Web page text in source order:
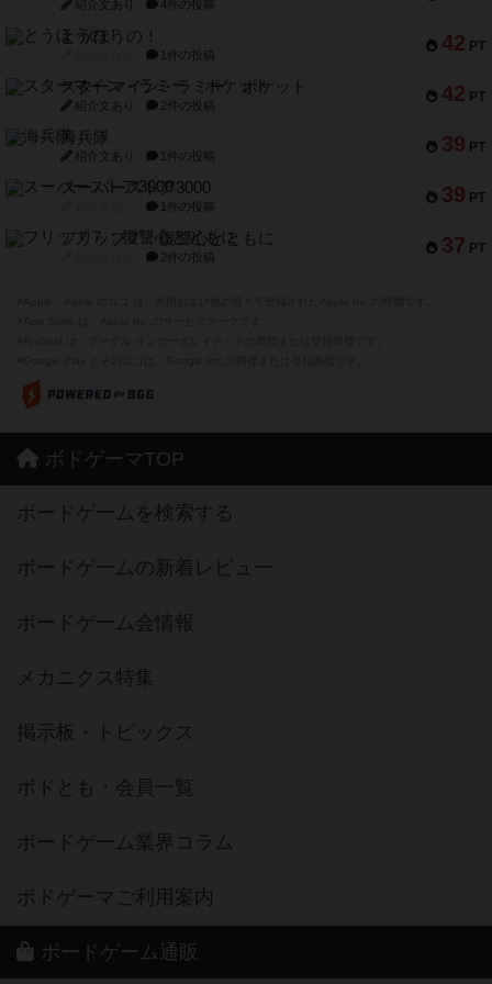
紹介文あり 4件の投稿
42 PT
とうほうの！
1件の投稿
42 PT
スターマイン・ラミー ポケット
紹介文あり 2件の投稿
39 PT
海兵隊
紹介文あり 1件の投稿
39 PT
スーパーストア3000
1件の投稿
37 PT
フリップ７：復讐心とともに
2件の投稿
ボドゲーマTOP
ボードゲームを検索する
ボードゲームの新着レビュー
ボードゲーム会情報
メカニクス特集
掲示板・トピックス
ボドとも・会員一覧
ボードゲーム業界コラム
ボドゲーマご利用案内
ボードゲーム通販